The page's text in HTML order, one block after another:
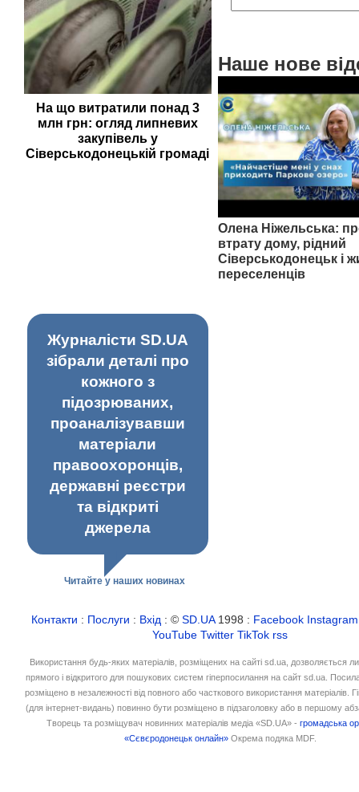
На що витратили понад 3
млн грн: огляд липневих
закупівель у
Сіверськодонецькій громаді
Наше нове
Олена Ніжельська:
втрату дому, рідний
Сіверськодонецьк і
переселенців
Журналісти SD.UA
зібрали деталі про
кожного з
підозрюваних,
проаналізувавши
матеріали
правоохоронців,
державні реєстри
та відкриті
джерела
Читайте у наших новинах
Контакти : Послуги : Вхід : ©SD.UA1998 : Facebook Instagram
YouTube Twitter TikTok rss
Використання будь-яких матеріалів, розміщених на сайті sd.ua, дозволяється
прямого і відкритого для пошукових систем гіперпосилання на сайт sd.ua.
розміщено в незалежності від повного або часткового використання матеріалів.
(для інтернет-видань) повинно бути розміщено в підзаголовку або в першому
Творець та розміщувач новинних матеріалів медіа «SD.UA» -громадська
«Сєвєродонецьк онлайн» Окрема подяка MDF.